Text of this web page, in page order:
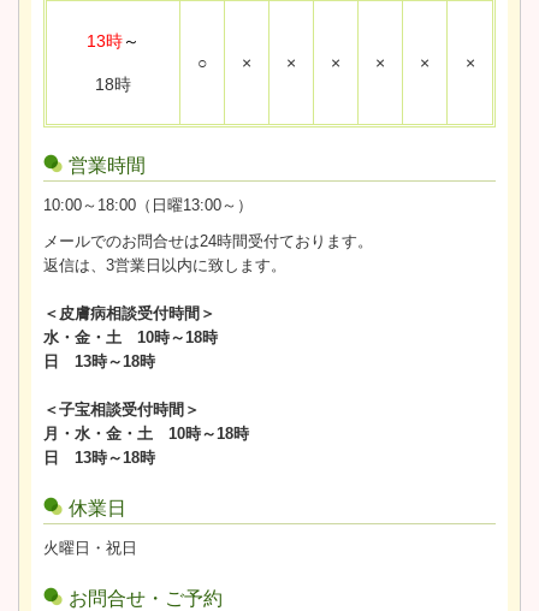
13時～
18時
○ × × × × × ×
営業時間
10:00～18:00（日曜13:00～）
メールでのお問合せは24時間受付ております。
返信は、3営業日以内に致します。
＜皮膚病相談受付時間＞
水・金・土 10時～18時
日 13時～18時
＜子宝相談受付時間＞
月・水・金・土 10時～18時
日 13時～18時
休業日
火曜日・祝日
お問合せ・ご予約